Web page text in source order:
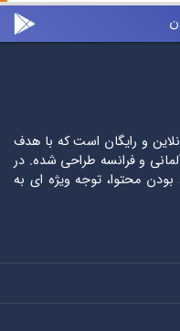
و رایگان است که با هدف
و فرانسه طراحی شده. در
محتوا، توجه ویژه ای به